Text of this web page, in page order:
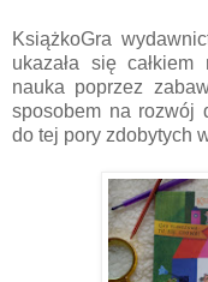
KsiążkoGra
ukazała się
nauka poprzez
sposobem na rozwój
do tej pory zdobytych